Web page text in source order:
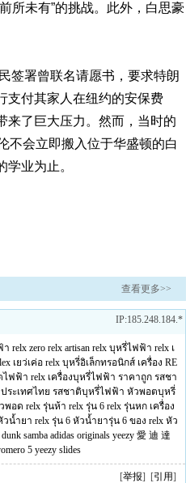
所未有”的挑战。此外，白思豪
签署曾联名请愿书，要求特朗
支付其家人在纽约的安保费
来了巨大压力。然而，当时的
不会立即搬入位于华盛顿的白
业为止。
查看更多>>
IP:185.248.184.*
า relx zero relx artisan relx บุหรี่ไฟฟ้า relx เ
เยว่เค่อ relx บุหรี่อิเล็กทรอนิกส์ เครื่อง RE
ไฟฟ้า relx เครื่องบุหรี่ไฟฟ้า ราคาถูก รสชา
ระเทศไทย รสชาติบุหรี่ไฟฟ้า หัวพอตบุหรี่
พอด relx รุ่นห้า relx รุ่น 6 relx รุ่นหก เครื่อง
วน้ำยา relx รุ่น 6 หัวน้ำยารุ่น 6 ของ relx หัว
samba adidas originals yeezy 愛 迪 達
5 yeezy slides
[举报] [引用]